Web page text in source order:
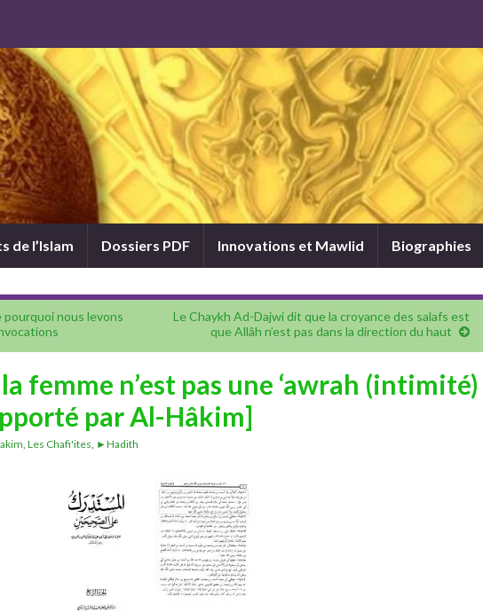
de l’Islam Dossiers PDF Innovations et Mawlid Biographies
pourquoi nous levons
Le Chaykh Ad-Dajwi dit que la croyance des salafs est
que Allâh n’est pas dans la direction du haut
femme n’est pas une ‘awrah (intimité)
par Al-Hâkim]
, Les Chafi'ites, ►Hadith